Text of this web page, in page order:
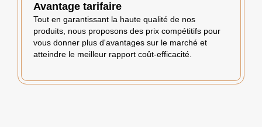
Avantage tarifaire
Tout en garantissant la haute qualité de nos
produits, nous proposons des prix compétitifs pour
vous donner plus d'avantages sur le marché et
atteindre le meilleur rapport coût-efficacité.